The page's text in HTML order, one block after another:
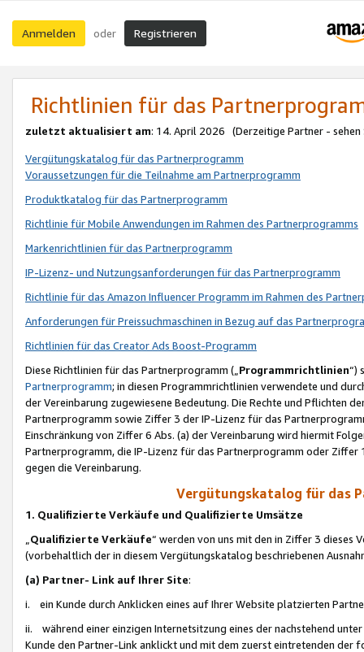
Anmelden oder Registrieren
Richtlinien für das
zuletzt aktualisiert am: 14. April 2026 (Derzeitige Partner - sehen
Vergütungskatalog für das Partnerprogramm
Voraussetzungen für die Teilnahme am Partnerprogramm
Produktkatalog für das Partnerprogramm
Richtlinie für Mobile Anwendungen im Rahmen des Partnerprogramms
Markenrichtlinien für das Partnerprogramm
IP-Lizenz- und Nutzungsanforderungen für das Partnerprogramm
Richtlinie für das Amazon Influencer Programm im Rahmen des
Anforderungen für Preissuchmaschinen in Bezug auf das
Richtlinien für das Creator Ads Boost-Programm
Diese Richtlinien für das Partnerprogramm („Programmrichtlinien“)
Partnerprogramm; in diesen Programmrichtlinien verwendete und
der Vereinbarung zugewiesene Bedeutung. Die Rechte und Pflichten
Partnerprogramm sowie Ziffer 3 der IP-Lizenz für das
Einschränkung von Ziffer 6 Abs. (a) der Vereinbarung wird hiermit
Partnerprogramm, die IP-Lizenz für das Partnerprogramm oder
gegen die Vereinbarung.
Vergütungskatalog für das
1. Qualifizierte Verkäufe und Qualifizierte Umsätze
Qualifizierte Verkäufe“ werden von uns mit den in Ziffer 3
(vorbehaltlich der in diesem Vergütungskatalog beschriebenen
(a) Partner- Link auf Ihrer Site:
i. ein Kunde durch Anklicken eines auf Ihrer Website platzierten
ii. während einer einzigen Internetsitzung eines der nachstehend
Kunde den Partner-Link anklickt und mit dem zuerst eintretenden der